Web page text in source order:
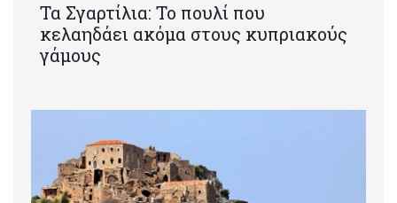
Τα Σγαρτίλια: Το πουλί που
κελαηδάει ακόμα στους κυπριακούς
γάμους